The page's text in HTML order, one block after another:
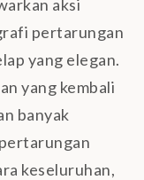
aksi
pertarungan
yang elegan.
yang kembali
banyak
keseluruhan,